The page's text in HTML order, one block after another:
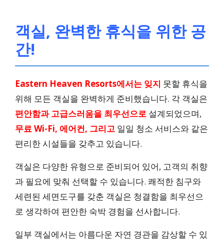
24시간 프런트 데스크, 조
자세히 보기
객실, 완벽한 휴식을 위한 공
간!
Eastern Heaven Resorts에서는 잊지 못할 휴식을
위해 모든 객실을 완벽하게 준비했습니다. 각 객실은
편안함과 고급스러움을 최우선으로 설계되었으며,
무료 Wi-Fi, 에어컨, 그리고 일일 청소 서비스와 같은
편리한 시설들을 갖추고 있습니다.
객실은 다양한 유형으로 준비되어 있어, 고객의 취향
과 필요에 맞춰 선택할 수 있습니다. 쾌적한 침구와
세련된 세면도구를 갖춘 객실은 청결함을 최우선으
로 생각하여 편안한 숙박 경험을 선사합니다.
일부 객실에서는 아름다운 자연 경관을 감상할 수 있